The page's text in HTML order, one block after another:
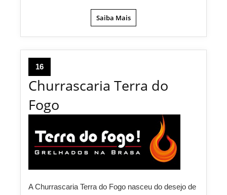
Saiba Mais
16
Churrascaria Terra do
Fogo
A Churrascaria Terra do Fogo nasceu do desejo de